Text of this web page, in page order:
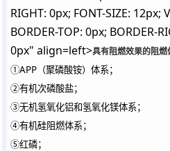
RIGHT: 0px; FONT-SIZE: 12px;
BORDER-TOP: 0px; BORDER-
0px" align=left>具有阻燃效果的阻燃
①APP（聚磷酸铵）体系；
②有机次磷酸盐；
③无机氢氧化铝和氢氧化镁体系；
④有机硅阻燃体系；
⑤红磷；